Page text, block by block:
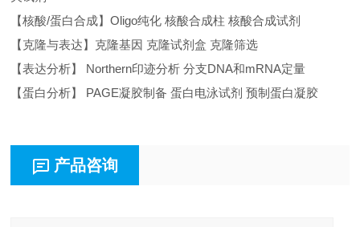
【核酸/蛋白合成】Oligo纯化 核酸合成柱 核酸合成试剂
【克隆与表达】克隆基因 克隆试剂盒 克隆筛选
【表达分析】 Northern印迹分析 分支DNA和mRNA定量
【蛋白分析】 PAGE凝胶制备 蛋白电泳试剂 预制蛋白凝胶
产品咨询